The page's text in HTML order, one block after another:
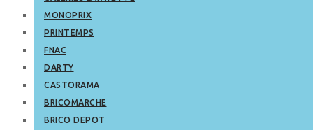
MONOPRIX
PRINTEMPS
FNAC
DARTY
CASTORAMA
BRICOMARCHE
BRICO DEPOT